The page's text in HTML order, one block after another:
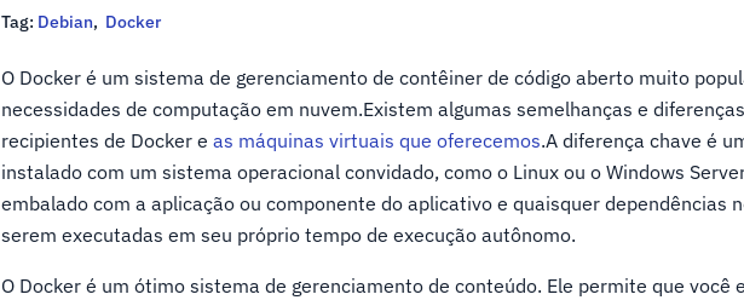
Tag: Debian, Docker
O Docker é um sistema de gerenciamento de contêiner de código aberto muito
necessidades de computação em nuvem.Existem algumas semelhanças e
recipientes de Docker eas máquinas virtuais que oferecemos.A diferença chave é
instalado com um sistema operacional convidado, como o Linux ou o Windows
embalado com a aplicação ou componente do aplicativo e quaisquer dependências
serem executadas em seu próprio tempo de execução autônomo.
O Docker é um ótimo sistema de gerenciamento de conteúdo. Ele permite que você